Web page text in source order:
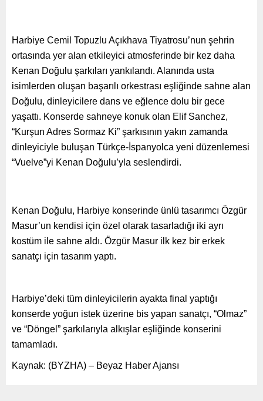
Harbiye Cemil Topuzlu Açıkhava Tiyatrosu’nun şehrin
ortasında yer alan etkileyici atmosferinde bir kez daha
Kenan Doğulu şarkıları yankılandı. Alanında usta
isimlerden oluşan başarılı orkestrası eşliğinde sahne alan
Doğulu, dinleyicilere dans ve eğlence dolu bir gece
yaşattı. Konserde sahneye konuk olan Elif Sanchez,
“Kurşun Adres Sormaz Ki” şarkısının yakın zamanda
dinleyiciyle buluşan Türkçe-İspanyolca yeni düzenlemesi
“Vuelve”yi Kenan Doğulu’yla seslendirdi.
Kenan Doğulu, Harbiye konserinde ünlü tasarımcı Özgür
Masur’un kendisi için özel olarak tasarladığı iki ayrı
kostüm ile sahne aldı. Özgür Masur ilk kez bir erkek
sanatçı için tasarım yaptı.
Harbiye’deki tüm dinleyicilerin ayakta final yaptığı
konserde yoğun istek üzerine bis yapan sanatçı, “Olmaz”
ve “Döngel” şarkılarıyla alkışlar eşliğinde konserini
tamamladı.
Kaynak: (BYZHA) – Beyaz Haber Ajansı